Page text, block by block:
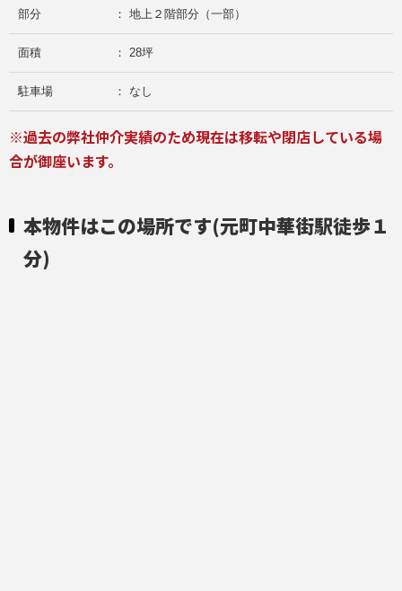
部分 ： 地上２階部分（一部）
面積 ： 28坪
駐車場 ： なし
※過去の弊社仲介実績のため現在は移転や閉店している場
合が御座います。
本物件はこの場所です(元町中華街駅徒歩１
分)